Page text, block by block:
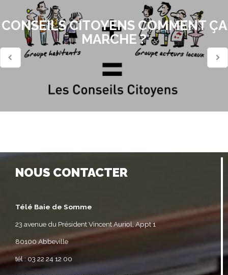
CONSEILS CITOYENS COMMENT ÇA
MARCHE ?
NOUS CONTACTER
Télé Baie de Somme
23 avenue du Président Vincent Auriol, Appt 1
80100 Abbeville
tél : 03 22 24 12 00